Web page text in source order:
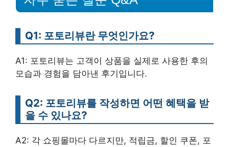
Q1: 포토리뷰란 무엇인가요?
A1: 포토리뷰는 고객이 상품을 실제로 사용한 후의
모습과 경험을 담아낸 후기입니다.
Q2: 포토리뷰를 작성하면 어떤 혜택을 받
을 수 있나요?
A2: 각 쇼핑몰마다 다르지만, 적립금, 할인 쿠폰, 포